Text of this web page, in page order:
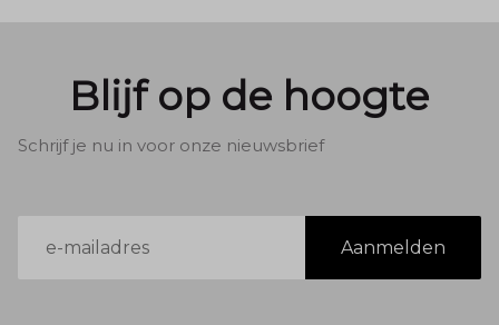
Blijf op de hoogte
Schrijf je nu in voor onze nieuwsbrief
mailadres
Aanmelden